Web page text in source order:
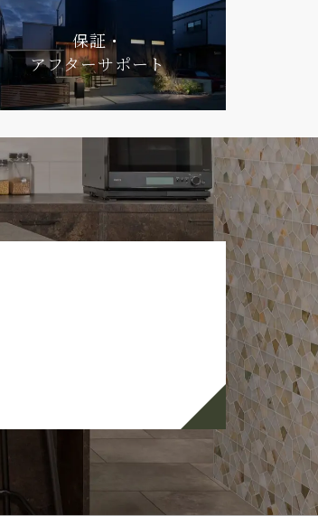
保証・
アフターサポート